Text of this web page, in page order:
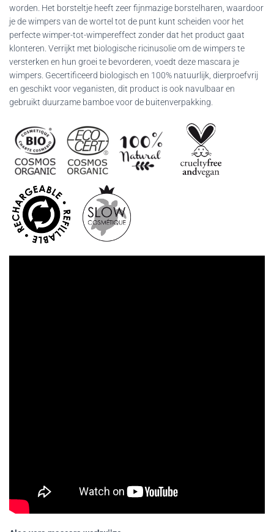
worden. Het borsteltje heeft zeer fijnmazige borstelharen, waardoor
je de wimpers van de wortel tot de punt kunt scheiden voor het
perfecte wimper-tot-wimpereffect zonder dat het product gaat
klonteren. Verrijkt met biologische ricinusolie om de wimpers te
versterken en hun groei te bevorderen, voedt deze mascara je
wimpers. Gecertificeerd biologisch en 100% natuurlijk, dierproefvrij
en geschikt voor veganisten, dit product is ook navulbaar en
gebruikt duurzame bamboe voor de buitenverpakking.